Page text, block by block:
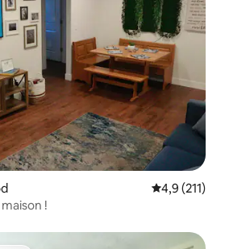
Note
4,9 (211)
!